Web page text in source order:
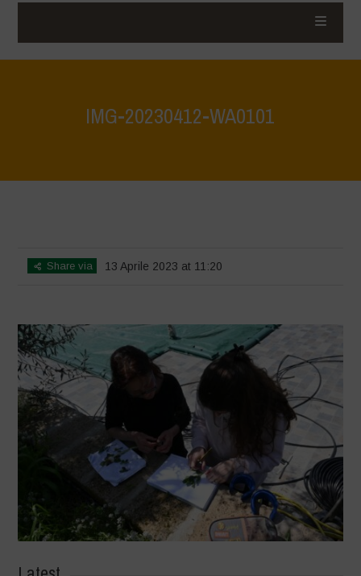
IMG-20230412-WA0101
Share via 13 Aprile 2023 at 11:20